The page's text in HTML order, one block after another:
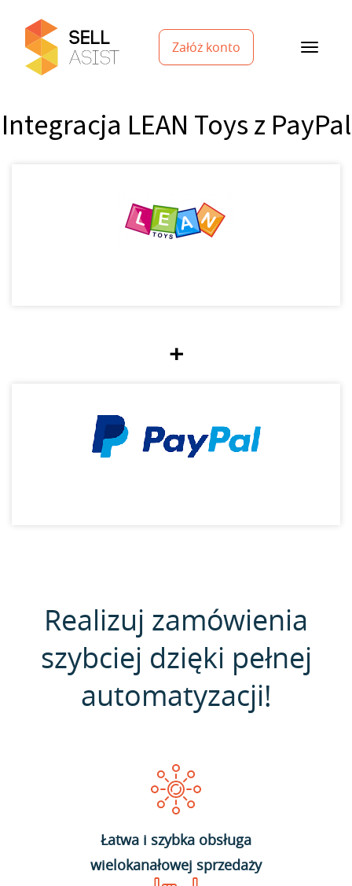
Załóż konto
Integracja LEAN Toys z PayPal
+
Realizuj zamówienia
szybciej dzięki pełnej
automatyzacji!
Łatwa i szybka obsługa
wielokanałowej sprzedaży